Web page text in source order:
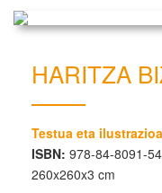
HARITZA
Testua eta
ISBN: 978-84-8091-
260x260x3 cm